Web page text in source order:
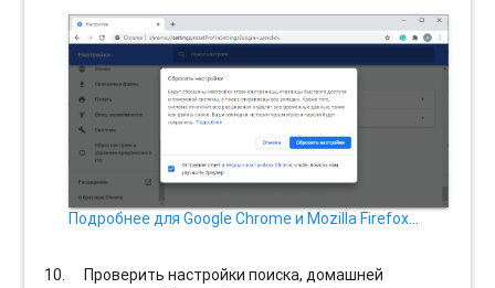
Подробнее для Google Chrome и Mozilla Firefox…
Проверить настройки поиска, домашней